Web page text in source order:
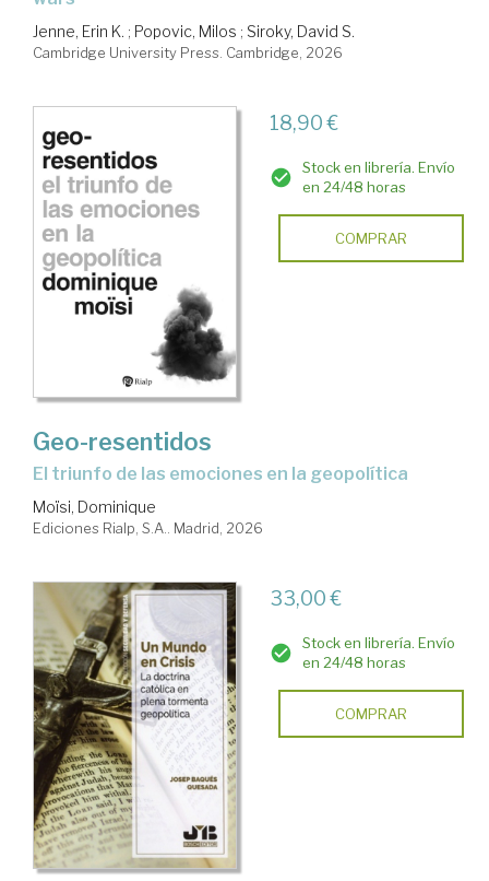
Jenne, Erin K. ; Popovic, Milos ; Siroky, David S.
Cambridge University Press. Cambridge, 2026
18,90 €
Stock en librería. Envío
en 24/48 horas
COMPRAR
Geo-resentidos
El triunfo de las emociones en la geopolítica
Moïsi, Dominique
Ediciones Rialp, S.A.. Madrid, 2026
33,00 €
Stock en librería. Envío
en 24/48 horas
COMPRAR